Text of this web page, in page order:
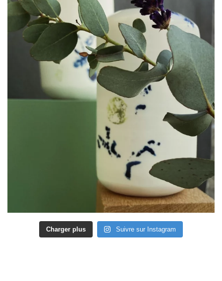
Charger plus Suivre sur Instagram